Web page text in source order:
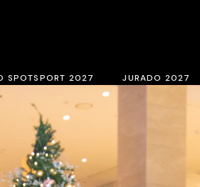
SPOTSPORT 2027
SPOTSPORT 2027
SpotSport 2027
JURADO 2027
Jurado de